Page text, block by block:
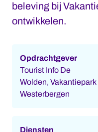
beleving bij
ontwikkelen.
Opdrachtgever
Tourist Info De
Wolden, Vakantiepark
Westerbergen
Diensten